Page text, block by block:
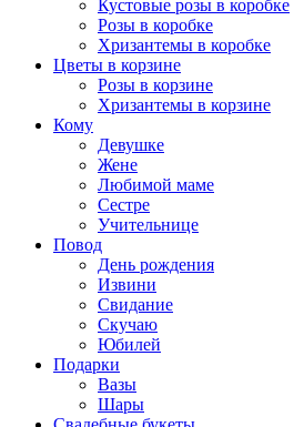
Кустовые розы в коробке
Розы в коробке
Хризантемы в коробке
Цветы в корзине
Розы в корзине
Хризантемы в корзине
Кому
Девушке
Жене
Любимой маме
Сестре
Учительнице
Повод
День рождения
Извини
Свидание
Скучаю
Юбилей
Подарки
Вазы
Шары